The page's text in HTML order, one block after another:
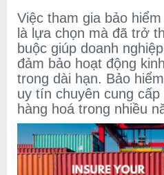
Việc tham gia bảo
là lựa chọn mà đã trở
buộc giúp doanh
đảm bảo hoạt động
trong dài hạn. Bảo
uy tín chuyên cung
hàng hoá trong nhiều